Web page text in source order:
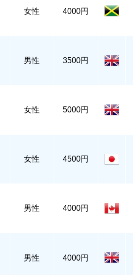
女性 4000円
男性 3500円
女性 5000円
女性 4500円
男性 4000円
男性 4000円